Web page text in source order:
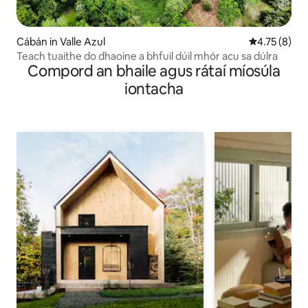
Cábán in Valle Azul Meánrátáil
4.75 (8)
Teach tuaithe do dhaoine a bhfuil dúil mhór acu sa dúlra
Compord an bhaile agus rátaí míosúla
iontacha